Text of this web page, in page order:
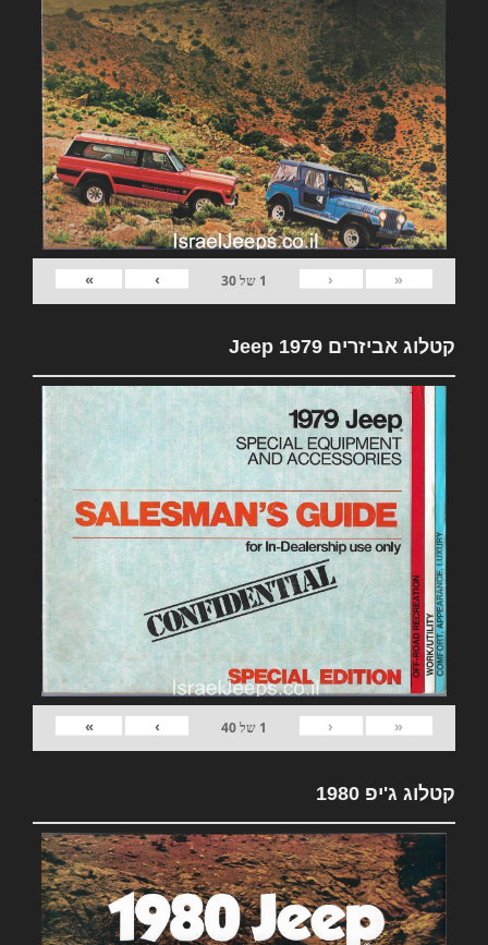
«
‹
1 של30
›
»
קטלוג אביזרים 1979 Jeep
«
‹
1 של40
›
»
קטלוג ג'יפ 1980